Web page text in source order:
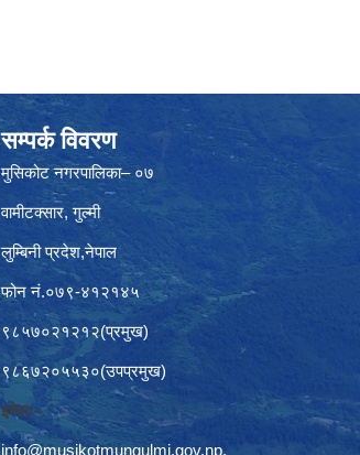
सम्पर्क विवरण
मुसिकोट नगरपालिका– ०७
वामीटक्सार, गुल्मी
लुम्बिनी प्रदेश,नेपाल
फोन नं.०७९-४१२१४५
९८५७०२१२१२(प्रमुख)
९८६७२०५५३०(उपप्रमुख)
इमेलः–
info@musikotmungulmi.gov.np,